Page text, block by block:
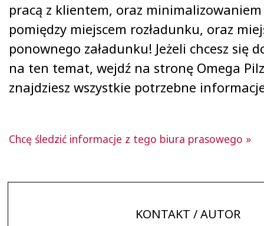
pracą z klientem, oraz minimalizowaniem
pomiędzy miejscem rozładunku, oraz
ponownego załadunku! Jeżeli chcesz się
na ten temat, wejdź na stronę Omega
znajdziesz wszystkie potrzebne
Chcę śledzić informacje z tego biura prasowego »
KONTAKT / AUTOR